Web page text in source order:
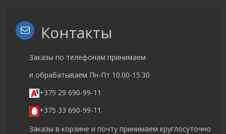
Контакты
Заказы по телефонам принимаем
и обрабатываем Пн-Пт 10.00-15.30
+375 29 690-99-11
+375 33 690-99-11
Заказы в корзине и почту принимаем круглосуточно